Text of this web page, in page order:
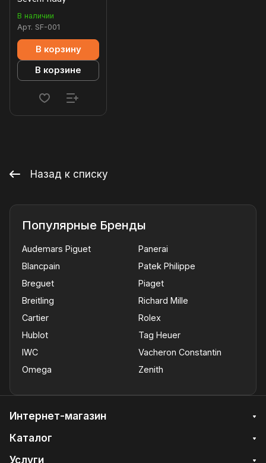
В наличии
Арт. SF-001
В корзину
В корзине
Назад к списку
Популярные Бренды
Audemars Piguet
Blancpain
Breguet
Breitling
Cartier
Hublot
IWC
Omega
Panerai
Patek Philippe
Piaget
Richard Mille
Rolex
Tag Heuer
Vacheron Constantin
Zenith
Интернет-магазин
Каталог
Услуги